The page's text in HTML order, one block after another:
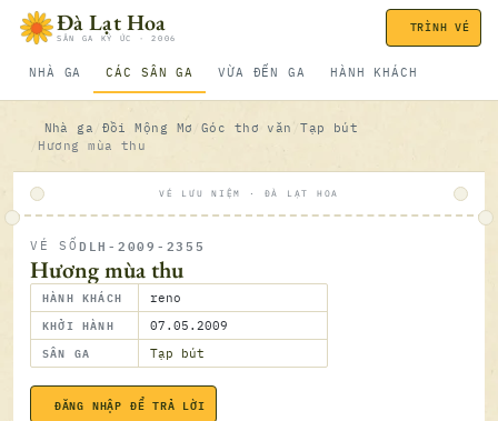
Bỏ qua nội dungĐà Lạt Hoa
SÂN GA KÝ ỨC · 2006
NHÀ GA CÁC SÂN GA VỪA ĐẾN GA HÀNH KHÁCH
TRÌNH VÉ
Nhà ga Đồi Mộng Mơ Góc thơ văn
Tạp bút
Hương mùa thu
VÉ LƯU NIỆM · ĐÀ LẠT HOA
VÉ SỐ DLH-2009-2355
Hương mùa thu
HÀNH KHÁCH reno
KHỞI HÀNH 07.05.2009
SÂN GA Tạp bút
ĐĂNG NHẬP ĐỂ TRẢ LỜI